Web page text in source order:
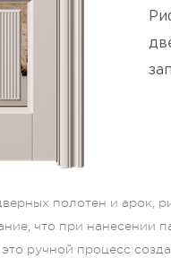
полотен и арок,
что при нанесении
это ручной процесс